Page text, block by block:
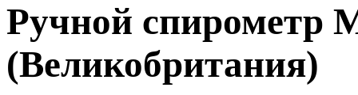
Ручной спирометр
(Великобритания)